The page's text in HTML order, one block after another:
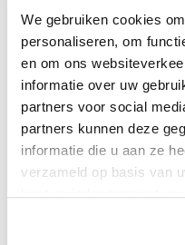
We gebruiken cookies
personaliseren, om
en om ons
informatie over uw
partners voor social
partners kunnen deze
informatie die u aan ze
verzameld op basis van
kunt op ieder moment
onszelf, terwijl we toch
doorprikken we het
we om met
complottheorieën? Dit
maar geeft ook
wit is niet ‘grijs’, maar
Sint-Albertuscollege-